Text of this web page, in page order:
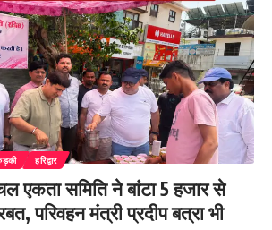
हरिद्वार
एकता समिति ने बांटा 5 हजार से
परिवहन मंत्री प्रदीप बत्रा भी